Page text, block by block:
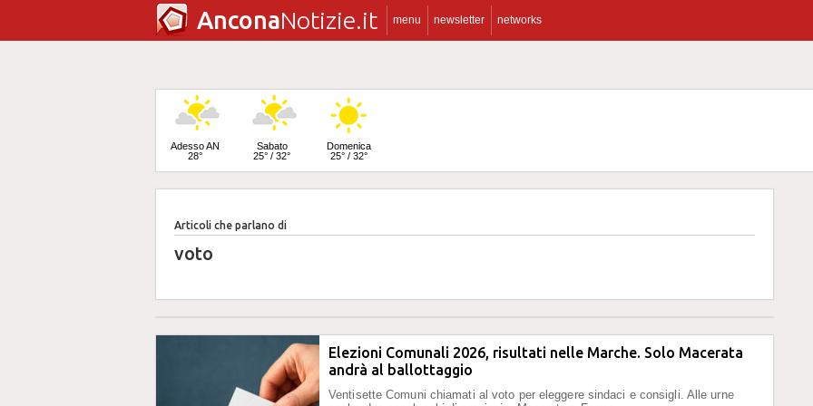
AnconaNotizie.it menu newsletter networks
Adesso AN
28°
Sabato
25° / 32°
Domenica
25° / 32°
Lunedì
24° / 33°
Articoli che parlano di
voto
Elezioni Comunali 2026, risultati nelle Marche. Solo Macerata
andrà al ballottaggio
Ventisette Comuni chiamati al voto per eleggere sindaci e consigli. Alle urne